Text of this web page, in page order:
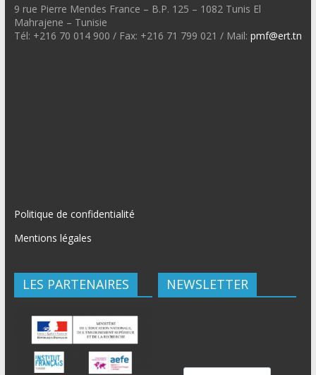
9 rue Pierre Mendes France – B.P. 125 – 1082 Tunis El
Mahrajene – Tunisie
Tél: +216 70 014 900 / Fax: +216 71 799 021 / Mail: pmf@ert.tn
Politique de confidentialité
Mentions légales
LES PARTENAIRES NEWSLETTER